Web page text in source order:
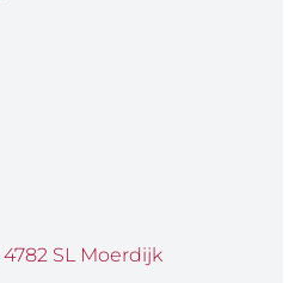
4782 SL Moerdijk